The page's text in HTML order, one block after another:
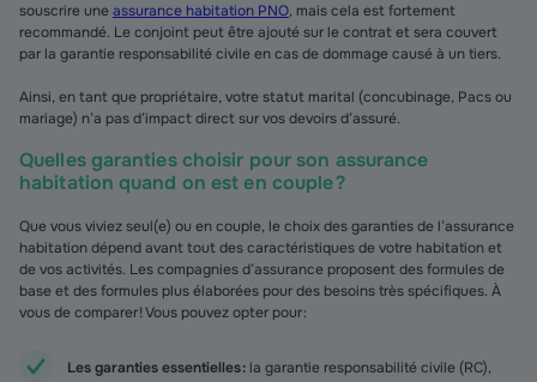
souscrire uneassurance habitation PNO, mais cela est fortement
recommandé. Le conjoint peut être ajouté sur le contrat et sera couvert
par la garantie responsabilité civile en cas de dommage causé à un tiers.
Ainsi, en tant que propriétaire, votre statut marital (concubinage, Pacs ou
mariage) n’a pas d’impact direct sur vos devoirs d’assuré.
Quelles garanties choisir pour son assurance
habitation quand on est en couple ?
Que vous viviez seul(e) ou en couple, le choix des garanties de l’assurance
habitation dépend avant tout des caractéristiques de votre habitation et
de vos activités. Les compagnies d’assurance proposent des formules de
base et des formules plus élaborées pour des besoins très spécifiques. À
vous de comparer ! Vous pouvez opter pour :
Les garanties essentielles : la garantie responsabilité civile (RC),